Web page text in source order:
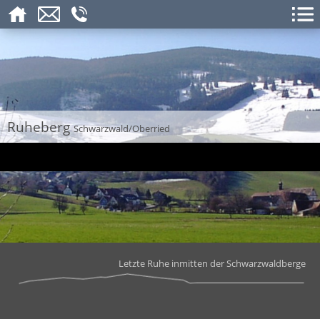
RuhebergSchwarzwald/Oberried
Letzte Ruhe inmitten der Schwarzwaldberge